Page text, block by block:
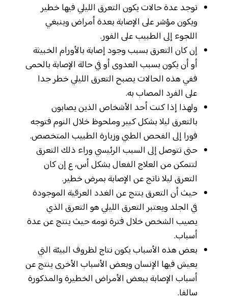
توجد عدة حالات يكون التعرق الليلي فيها خطير
ويكون مؤشر على الإصابة بعدة أمراض وينبغي
اللجوء إلى الطبيب على الفور.
إن كان التعرق بسبب وجود إصابة بالأورام الخبيثة
أو أن يكون بسبب العدوى أو في حالة الإصابة بالحمى
ففي هذه الحالات يصبح التعرق الليلي خطر جدا
على الفرد المصاب به.
ولهذا إذا كنت أحد الأشخاص الذين يصابون
بالتعرق ليلا بشكل كبير وملحوظ خلال النوم فتوجه
فورا إلى الفحص الطبي وزيارة الطبيب المتخصص.
حتى تتوصل إلى السبب الرئيسي وراء ذلك التعرق
لتتمكن من العلاج الفعال بشكل أس، ع إن كان
التعرق ليلا ناتج عن الإصابة بمرض خطير.
حيث أن التعرق ينتج عن الغدد العرقية الموجودة
في الجلد ويعتبر التعرق الليلي هو التعرق الذي
يصيب الشخص خلال فترة نومه حيث ينتج عن عدة
أسباب.
بعض هذه الأسباب يكون نتاج لظروف البيئة التي
يعيش فيها الإنسان وبعض الأسباب الأخرى ينتج عن
أسباب الإصابة ببعض الأمراض الخطيرة والمذكورة
سالفا.